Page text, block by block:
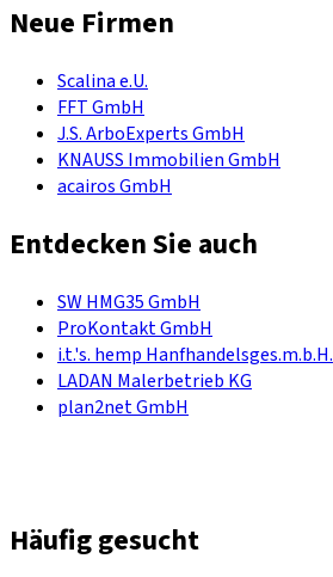
Neue Firmen
Scalina e.U.
FFT GmbH
J.S. ArboExperts GmbH
KNAUSS Immobilien GmbH
acairos GmbH
Entdecken Sie auch
SW HMG35 GmbH
ProKontakt GmbH
i.t.'s. hemp Hanfhandelsges.m.b.H.
LADAN Malerbetrieb KG
plan2net GmbH
Häufig gesucht